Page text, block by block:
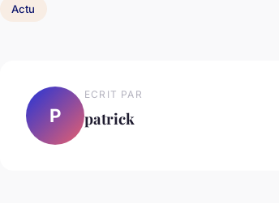
Actu
P
ECRIT PAR
patrick